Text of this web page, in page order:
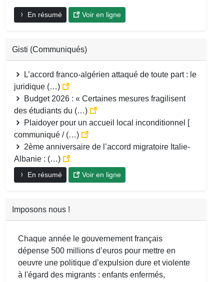
En résumé Voir en ligne
Gisti (Communiqués)
L’accord franco-algérien attaqué de toute part : le
juridique (…)
Budget 2026 : « Certaines mesures fragilisent
des étudiants du (…)
Plaidoyer pour un accueil local inconditionnel [
communiqué / (…)
2ème anniversaire de l’accord migratoire Italie-
Albanie : (…)
En résumé Voir en ligne
Imposons nous !
Chaque année le gouvernement français
dépense 500 millions d’euros pour mettre en
oeuvre une politique d’expulsion dure et violente
à l'égard des migrants : enfants enfermés,